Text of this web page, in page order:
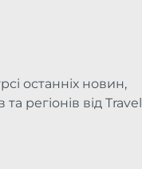
останніх новин,
регіонів від Travel